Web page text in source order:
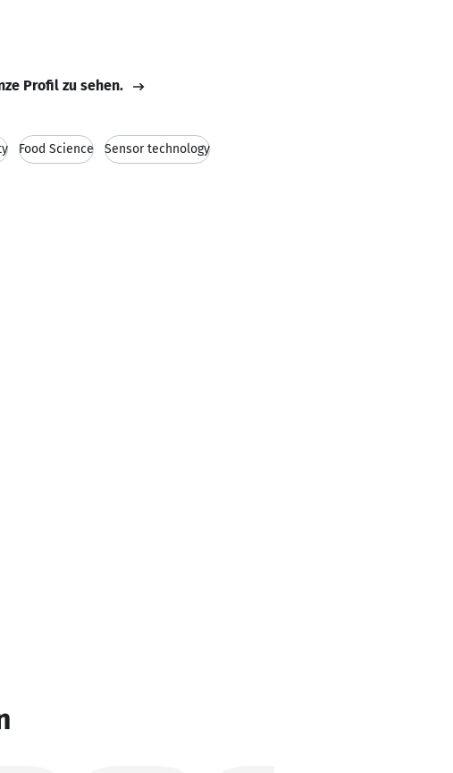
Profil zu sehen.
Food Science Sensor technology